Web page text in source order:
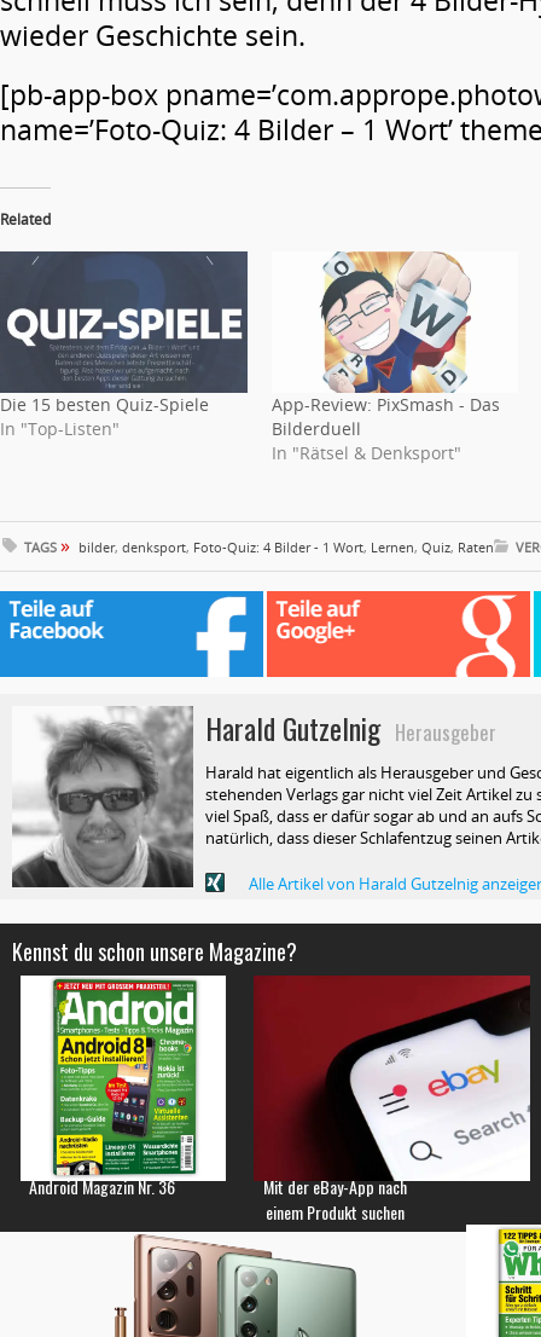
wieder Geschichte sein.
[pb-app-box
name=’Foto-Quiz: 4 Bilder – 1 Wort’
Related
Die 15 besten Quiz-Spiele
In "Top-Listen"
App-Review: PixSmash - Das
Bilderduell
In "Rätsel & Denksport"
TAGS » bilder, denksport, Foto-Quiz: 4 Bilder - 1 Wort, Lernen, Quiz, Raten
Harald GutzelnigHerausgeber
Harald hat eigentlich als Herausgeber und
stehenden Verlags gar nicht viel Zeit Artikel
viel Spaß, dass er dafür sogar ab und an aufs
natürlich, dass dieser Schlafentzug seinen
Alle Artikel von Harald Gutzelnig
Kennst du schon unsere Magazine?
Android Magazin Nr. 36
Mit der eBay-App nach
einem Produkt suchen